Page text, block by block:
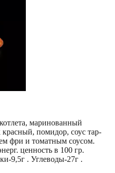
маринованный
красный, помидор, соус тар-
фри и томатным соусом.
ценность в 100 гр.
9,5г . Углеводы-27г .